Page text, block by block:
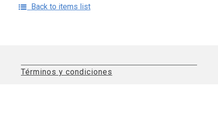
Back to items list
Términos y condiciones